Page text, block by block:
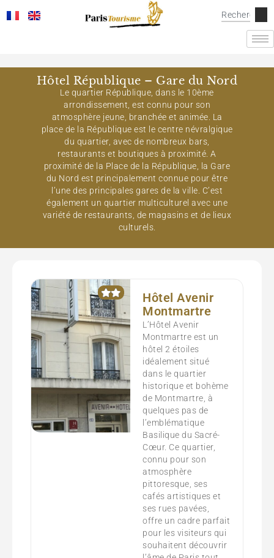
Hôtel République – Gare du Nord
Le quartier République, dans le 10ème
arrondissement, est connu pour son
atmosphère jeune, branchée et animée. La
place de la République est le centre névralgique
du quartier, avec de nombreux bars,
restaurants et boutiques à proximité. A
proximité de la Place de la République, la Gare
du Nord est principalement connue pour être
l’une des principales gares de la ville. C’est
également un quartier multiculturel avec une
variété de restaurants, de magasins et de lieux
culturels.
Hôtel Avenir
Montmartre
L’Hôtel Avenir
Montmartre est un
hôtel 2 étoiles
idéalement situé
dans le quartier
historique et bohème
de Montmartre, à
quelques pas de
l’emblématique
Basilique du Sacré-
Cœur. Ce quartier,
connu pour son
atmosphère
pittoresque, ses
cafés artistiques et
ses rues pavées,
offre un cadre parfait
pour les visiteurs qui
souhaitent découvrir